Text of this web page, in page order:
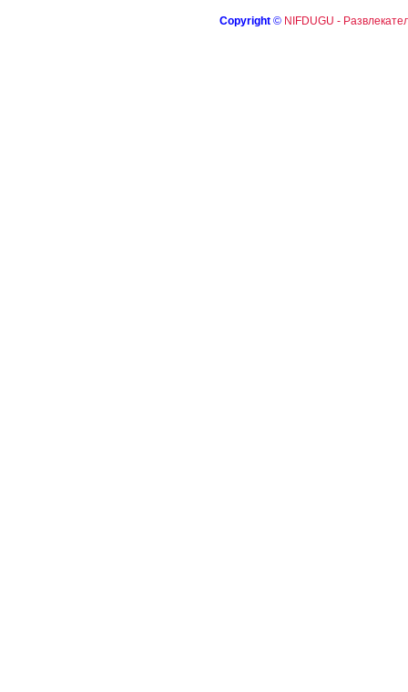
Copyright © NIFDUGU -